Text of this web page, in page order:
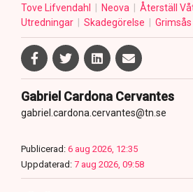
Tove Lifvendahl
Neova Återställ
Utredningar
Skadegörelse Grimsås
Gabriel Cardona Cervantes
gabriel.cardona.cervantes@tn.se
Publicerad: 6 aug 2026, 12:35
Uppdaterad: 7 aug 2026, 09:58